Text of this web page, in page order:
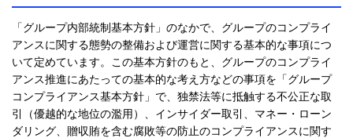
「グループ内部統制基本方針」のなかで、グループのコンプライ
アンスに関する態勢の整備および運営に関する基本的な事項につ
いて定めています。この基本方針のもと、グループのコンプライ
アンス推進にあたっての基本的な考え方などの事項を「グループ
コンプライアンス基本方針」で、独禁法等に抵触する不公正な取
引（優越的な地位の濫用）、インサイダー取引、マネー・ローン
ダリング、贈収賄を含む腐敗等の防止のコンプライアンスに関す